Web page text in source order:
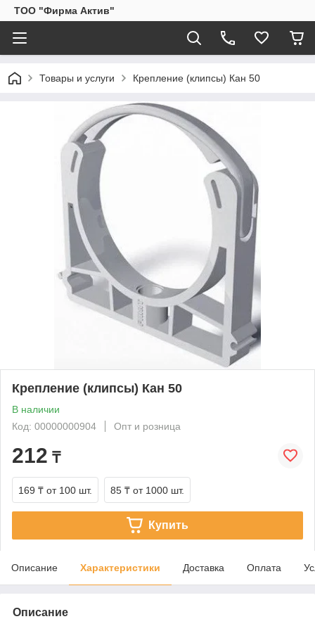
ТОО "Фирма Актив"
Товары и услуги Крепление (клипсы) Кан 50
Крепление (клипсы) Кан 50
В наличии
Код: 00000000904
Опт и розница
212 ₸
169 ₸ от 100 шт. 85 ₸ от 1000 шт.
Купить
Описание Характеристики Доставка Оплата
Описание